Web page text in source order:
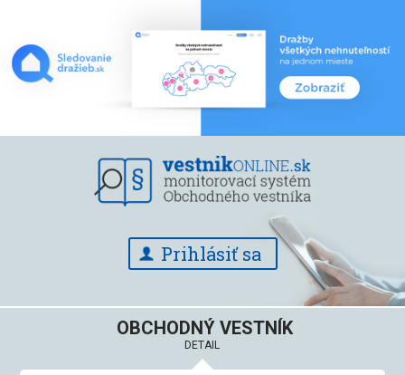
Prihlásiť sa
OBCHODNÝ VESTNÍK
DETAIL